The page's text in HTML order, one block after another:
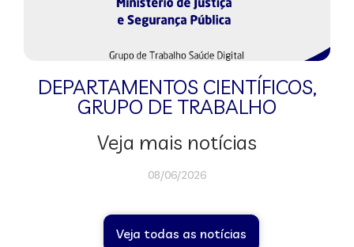
DEPARTAMENTOS CIENTÍFICOS,
GRUPO DE TRABALHO
Veja mais notícias
08/06/2026
Veja todas as notícias